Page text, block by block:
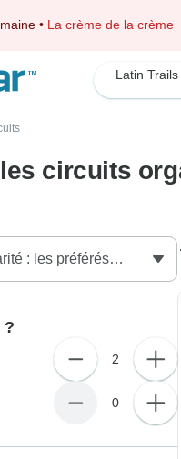
• La crème de la crème
Latin Trails
circuits
?
2
0